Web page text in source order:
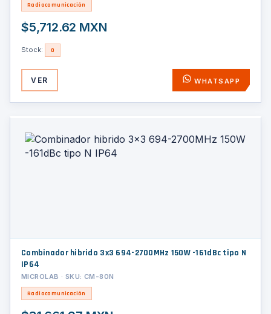
Radiocomunicación
$5,712.62 MXN
Stock: 0
VER WHATSAPP
Combinador hibrido 3x3 694-2700MHz 150W -161dBc tipo N
IP64
MICROLAB · SKU: CM-80N
Radiocomunicación